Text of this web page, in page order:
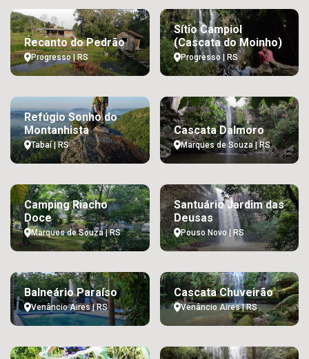
Recanto do Pedrão
Progresso | RS
Sítio Campiol
(Cascata do Moinho)
Progresso | RS
Refúgio Sonho do
Montanhista
Tabaí | RS
Cascata Dalmoro
Marques de Souza | RS
Camping Riacho
Doce
Marques de Souza | RS
Santuário Jardim das
Deusas
Pouso Novo | RS
Balneário Paraíso
Venâncio Aires | RS
Cascata Chuveirão
Venâncio Aires | RS